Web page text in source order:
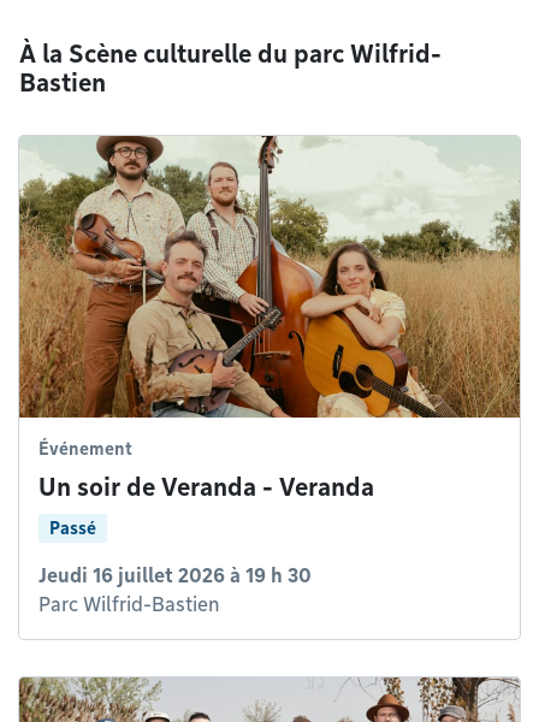
À la Scène culturelle du parc Wilfrid-
Bastien
Événement
Un soir de Veranda - Veranda
Passé
Jeudi 16 juillet 2026 à 19 h 30
Parc Wilfrid-Bastien